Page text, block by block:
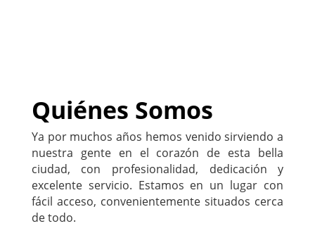
Quiénes Somos
Ya por muchos años hemos venido sirviendo a
nuestra gente en el corazón de esta bella
ciudad, con profesionalidad, dedicación y
excelente servicio. Estamos en un lugar con
fácil acceso, convenientemente situados cerca
de todo.